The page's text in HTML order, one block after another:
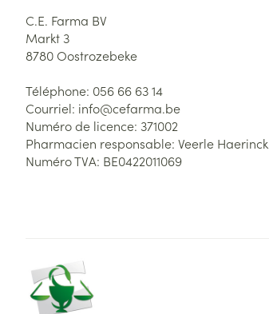
C.E. Farma BV
Markt 3
8780Oostrozebeke
Téléphone: 056 66 63 14
Courriel: info@cefarma.be
Numéro de licence: 371002
Pharmacien responsable: Veerle Haerinck
Numéro TVA: BE0422011069